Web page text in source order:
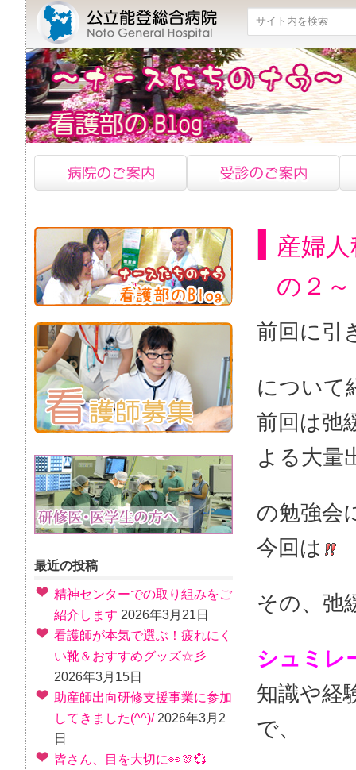
検索
産婦
の２～
前回に引
について
前回は弛
よる大量
の勉強会
今回は
その、弛
シュミレ
知識や経
で、
最近の投稿
精神センターでの取り組みをご
紹介します 2026年3月21日
看護師が本気で選ぶ！疲れにく
い靴＆おすすめグッズ☆彡
2026年3月15日
助産師出向研修支援事業に参加
してきました(^^)/ 2026年3月2
日
皆さん、目を大切に👀🫶💞